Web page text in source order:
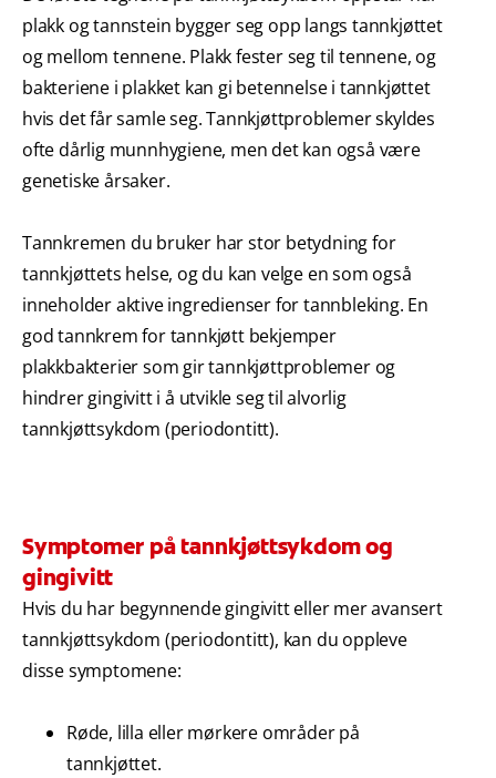
plakk og tannstein bygger seg opp langs tannkjøttet
og mellom tennene. Plakk fester seg til tennene, og
bakteriene i plakket kan gi betennelse i tannkjøttet
hvis det får samle seg. Tannkjøttproblemer skyldes
ofte dårlig munnhygiene, men det kan også være
genetiske årsaker.
Tannkremen du bruker har stor betydning for
tannkjøttets helse, og du kan velge en som også
inneholder aktive ingredienser for tannbleking. En
god tannkrem for tannkjøtt bekjemper
plakkbakterier som gir tannkjøttproblemer og
hindrer gingivitt i å utvikle seg til alvorlig
tannkjøttsykdom (periodontitt).
Symptomer på tannkjøttsykdom og
gingivitt
Hvis du har begynnende gingivitt eller mer avansert
tannkjøttsykdom (periodontitt), kan du oppleve
disse symptomene:
Røde, lilla eller mørkere områder på
tannkjøttet.